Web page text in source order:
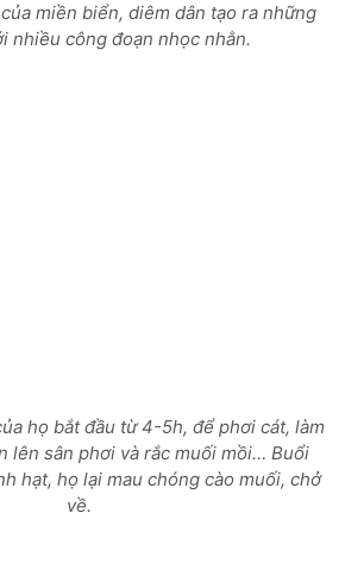
miền biển, diêm dân tạo ra những
nhiều công đoạn nhọc nhằn.
họ bắt đầu từ 4-5h, để phơi cát, làm
lên sân phơi và rắc muối mồi… Buổi
hạt, họ lại mau chóng cào muối, chở
về.